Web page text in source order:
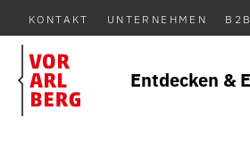
KONTAKT UNTERNEHMEN B2B
Entdecken &